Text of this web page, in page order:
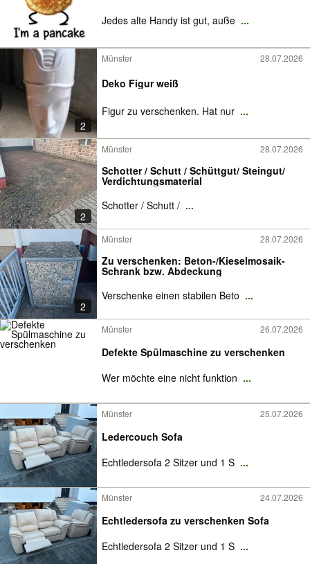
Jedes alte Handy ist gut, auße ...
2
Münster 28.07.2026
Deko Figur weiß
Figur zu verschenken. Hat nur ...
2
Münster 28.07.2026
Schotter / Schutt / Schüttgut/ Steingut/
Verdichtungsmaterial
Schotter / Schutt / ...
2
Münster 28.07.2026
Zu verschenken: Beton-/Kieselmosaik-
Schrank bzw. Abdeckung
Verschenke einen stabilen Beto ...
Münster 26.07.2026
Defekte Spülmaschine zu verschenken
Wer möchte eine nicht funktion ...
Münster 25.07.2026
Ledercouch Sofa
Echtledersofa 2 Sitzer und 1 S ...
Münster 24.07.2026
Echtledersofa zu verschenken Sofa
Echtledersofa 2 Sitzer und 1 S ...